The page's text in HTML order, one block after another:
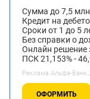
Сумма до 7,5
Кредит на
Сроки от 1 до 5
Без справки о
Онлайн решение
ПСК 21,153% -
Реклама Альфа-
ОФОРМИТЬ